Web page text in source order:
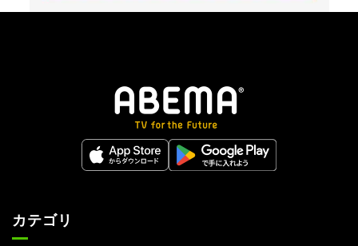
カテゴリ